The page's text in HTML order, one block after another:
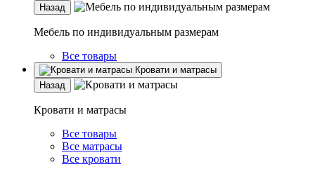
Назад
Мебель по индивидуальным размерам
Все товары
Кровати и матрасы
Назад
Кровати и матрасы
Все товары
Все матрасы
Все кровати